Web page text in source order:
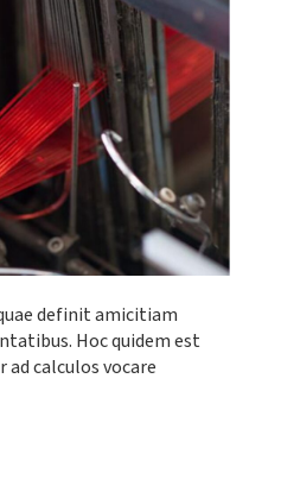
definit amicitiam
Hoc quidem est
calculos vocare